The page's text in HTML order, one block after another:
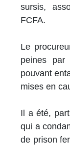
sursis,
FCFA.
Le
peines
pouvant
mises en
Il a été,
qui a
de prison